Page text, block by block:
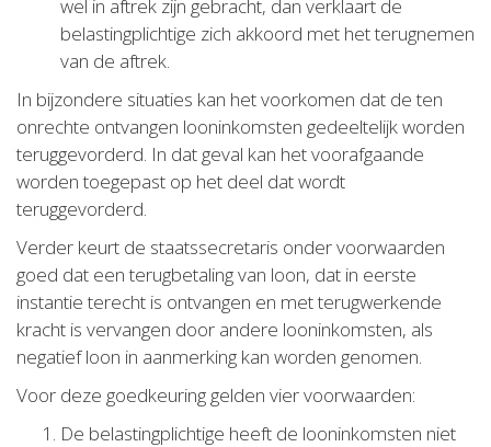
wel in aftrek zijn gebracht, dan verklaart de
belastingplichtige zich akkoord met het terugnemen
van de aftrek.
In bijzondere situaties kan het voorkomen dat de ten
onrechte ontvangen looninkomsten gedeeltelijk worden
teruggevorderd. In dat geval kan het voorafgaande
worden toegepast op het deel dat wordt
teruggevorderd.
Verder keurt de staatssecretaris onder voorwaarden
goed dat een terugbetaling van loon, dat in eerste
instantie terecht is ontvangen en met terugwerkende
kracht is vervangen door andere looninkomsten, als
negatief loon in aanmerking kan worden genomen.
Voor deze goedkeuring gelden vier voorwaarden:
De belastingplichtige heeft de looninkomsten niet